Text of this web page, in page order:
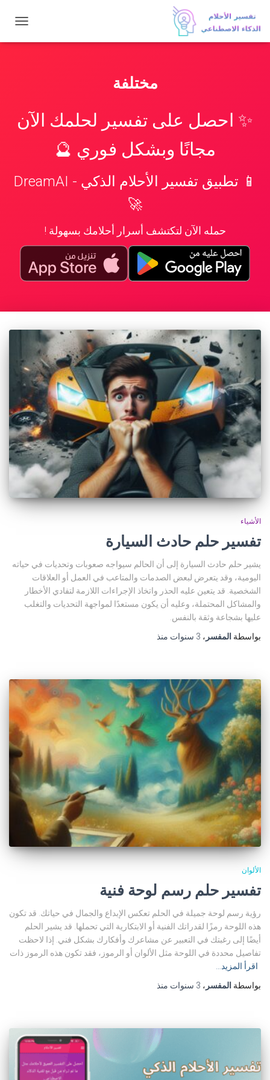
التنقل
مختلفة
✨ احصل على تفسير لحلمك الآن
مجانًا وبشكل فوري 🔮
📱 تطبيق تفسير الأحلام الذكي - DreamAI
🚀
حمله الآن لتكتشف أسرار أحلامك بسهولة !
الأشياء
تفسير حلم حادث السيارة
يشير حلم حادث السيارة إلى أن الحالم سيواجه صعوبات وتحديات في حياته
اليومية، وقد يتعرض لبعض الصدمات والمتاعب في العمل أو العلاقات
الشخصية. قد يتعين عليه الحذر واتخاذ الإجراءات اللازمة لتفادي الأخطار
والمشاكل المحتملة، وعليه أن يكون مستعدًا لمواجهة التحديات والتغلب
عليها بشجاعة وثقة بالنفس.
بواسطة المفسر ، 3 سنوات منذ
الألوان
تفسير حلم رسم لوحة فنية
رؤية رسم لوحة جميلة في الحلم تعكس الإبداع والجمال في حياتك. قد تكون
هذه اللوحة رمزًا لقدراتك الفنية أو الابتكارية التي تحملها. قد يشير الحلم
أيضًا إلى رغبتك في التعبير عن مشاعرك وأفكارك بشكل فني. إذا لاحظت
تفاصيل محددة في اللوحة مثل الألوان أو الرموز، فقد تكون هذه الرموز ذات
اقرأ المزيد…
بواسطة المفسر ، 3 سنوات منذ